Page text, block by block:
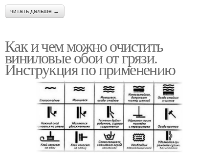
читать дальше →
Как и чем можно очистить
виниловые обои от грязи.
Инструкция по применению